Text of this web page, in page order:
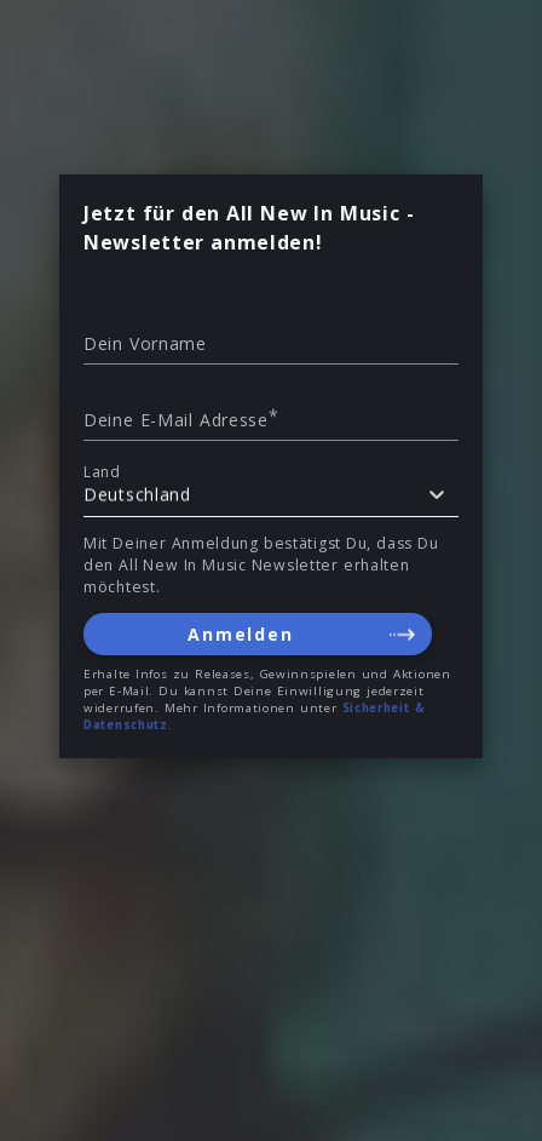
Jetzt für den All New In Music -
Newsletter anmelden!
Dein Vorname
Deine E-Mail Adresse*
Land
Deutschland
Mit Deiner Anmeldung bestätigst Du, dass Du
den All New In Music Newsletter erhalten
möchtest.
Anmelden
Erhalte Infos zu Releases, Gewinnspielen und Aktionen
per E-Mail. Du kannst Deine Einwilligung jederzeit
widerrufen. Mehr Informationen unter Sicherheit &
Datenschutz .